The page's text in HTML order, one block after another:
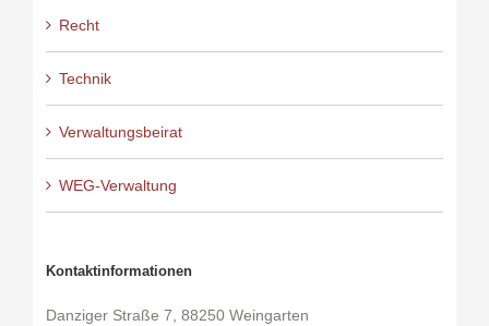
Recht
Technik
Verwaltungsbeirat
WEG-Verwaltung
Kontaktinformationen
Danziger Straße 7, 88250 Weingarten